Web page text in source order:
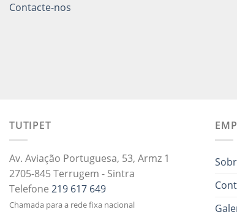
Contacte-nos
TUTIPET
Av. Aviação Portuguesa, 53, Armz 1
2705-845 Terrugem - Sintra
Telefone 219 617 649
Chamada para a rede fixa nacional